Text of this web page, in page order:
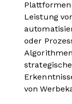
Leistung
oder
von